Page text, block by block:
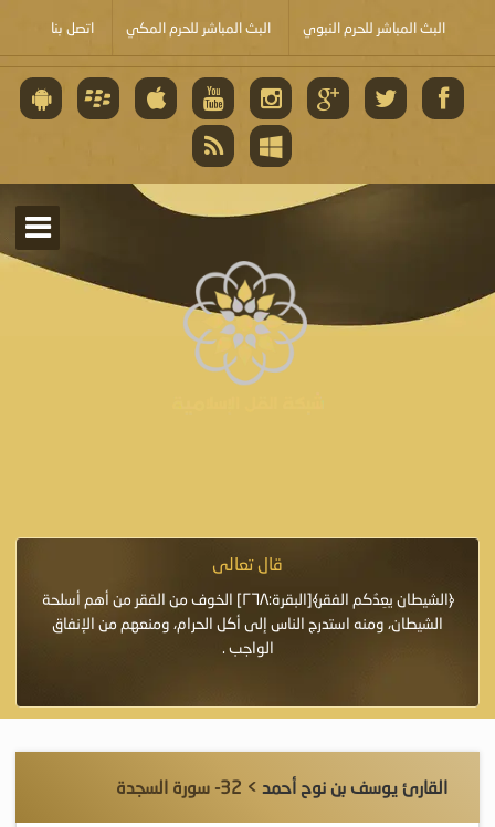
البث المباشر للحرم النبوي البث المباشر للحرم المكي اتصل بنا
قال تعالى
﴿الشيطان يعِدُكم الفقر﴾[البقرة:٢٦٨] الخوف من الفقر من أهم أسلحة
الشيطان، ومنه استدرج الناس إلى أكل الحرام، ومنعهم من الإنفاق
الواجب .
القارئ يوسف بن نوح أحمد > 32- سورة السجدة